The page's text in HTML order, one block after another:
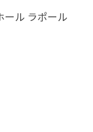
ール ラポール